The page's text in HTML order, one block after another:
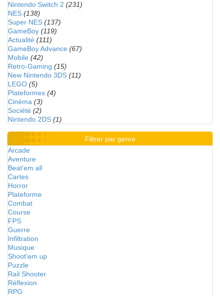
Nintendo Switch 2 (231)
NES (138)
Super NES (137)
GameBoy (119)
Actualité (111)
GameBoy Advance (67)
Mobile (42)
Retro-Gaming (15)
New Nintendo 3DS (11)
LEGO (5)
Plateformes (4)
Cinéma (3)
Société (2)
Nintendo 2DS (1)
Filtrer par genre
Arcade
Aventure
Beat'em all
Cartes
Horror
Plateforme
Combat
Course
FPS
Guerre
Infiltration
Musique
Shoot'em up
Puzzle
Rail Shooter
Réflexion
RPG